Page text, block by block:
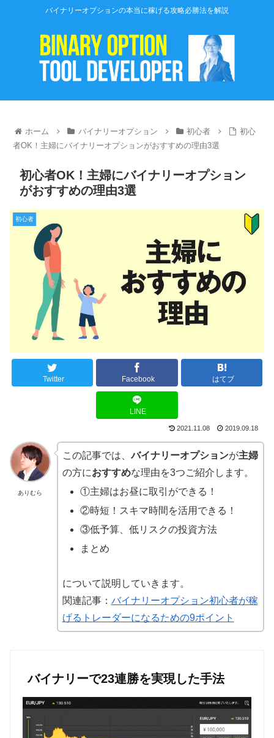
バイナリーオプションの本当に稼げる攻略必勝法を解説
ホーム バイナリーオプション 初心者
初心
者OK！主婦にバイナリーオプションがおすすめの理由3選
初心者OK！主婦にバイナリーオプション
がおすすめの理由3選
初心者
Twitter Facebook はてブ
LINE
2021.11.08 2019.09.18
ありむら
この記事では、バイナリーオプションが主婦
の方におすすめな理由を3つご紹介します。
①主婦はお昼に取引ができる！
②時短！スキマ時間を活用できる！
③低予算、低リスクの投資方法
まとめ
について説明していきます。
関連記事： バイナリーオプション初心者が稼
げるトレーダーになるための9ポイント
バイナリーで23連勝を実現した手法